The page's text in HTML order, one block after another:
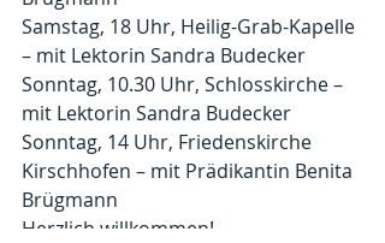
Samstag, 18 Uhr, Heilig-Grab-Kapelle
– mit Lektorin Sandra Budecker
Sonntag, 10.30 Uhr, Schlosskirche –
mit Lektorin Sandra Budecker
Sonntag, 14 Uhr, Friedenskirche
Kirschhofen – mit Prädikantin Benita
Brügmann
Herzlich willkommen!